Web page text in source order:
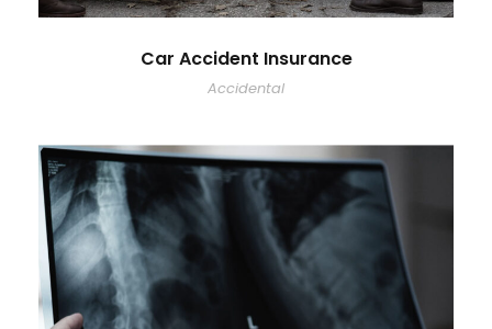
Car Accident Insurance
Accidental